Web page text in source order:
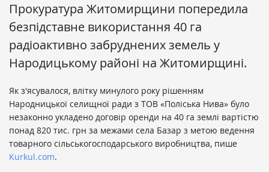
Прокуратура Житомирщини попередила
безпідставне використання 40 га
радіоактивно забруднених земель у
Народицькому районі на Житомирщині.
Як з'ясувалося, влітку минулого року рішенням
Народницької селищної ради з ТОВ «Поліська Нива» було
незаконно укладено договір оренди на 40 га землі вартістю
понад 820 тис. грн за межами села Базар з метою ведення
товарного сільськогосподарського виробництва, пише
Kurkul.com.